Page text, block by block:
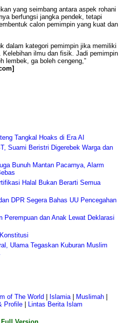
yang seimbang antara aspek rohani
berfungsi jangka pendek, tetapi
calon pemimpin yang kuat dan
dalam kategori pemimpin jika memiliki
ilmu dan fisik. Jadi pemimpin
lembek, ga boleh cengeng,”
Tangkal Hoaks di Era AI
Suami Beristri Digerebek Warga dan
Bunuh Mantan Pacarnya, Alarm
Halal Bukan Berarti Semua
DPR Segera Bahas UU Pencegahan
Perempuan dan Anak Lewat Deklarasi
Ulama Tegaskan Kuburan Muslim
of The World Islamia| Muslimah|
Profile Lintas Berita Islam